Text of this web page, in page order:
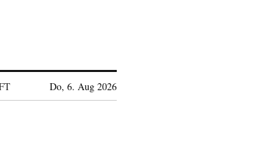
Do, 6. Aug 2026